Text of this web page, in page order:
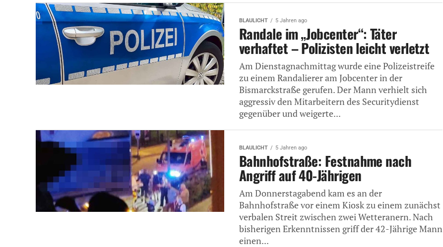
BLAULICHT 5 Jahren ago
Randale im „Jobcenter“: Täter
verhaftet – Polizisten leicht verletzt
Am Dienstagnachmittag wurde eine Polizeistreife
zu einem Randalierer am Jobcenter in der
Bismarckstraße gerufen. Der Mann verhielt sich
aggressiv den Mitarbeitern des Securitydienst
gegenüber und weigerte...
BLAULICHT 5 Jahren ago
Bahnhofstraße: Festnahme nach
Angriff auf 40-Jährigen
Am Donnerstagabend kam es an der
Bahnhofstraße vor einem Kiosk zu einem zunächst
verbalen Streit zwischen zwei Wetteranern. Nach
bisherigen Erkenntnissen griff der 42-Jährige Mann
einen...